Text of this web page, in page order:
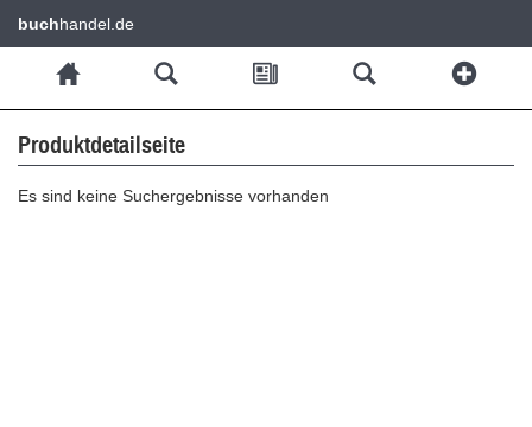
buchhandel.de
Produktdetailseite
Es sind keine Suchergebnisse vorhanden